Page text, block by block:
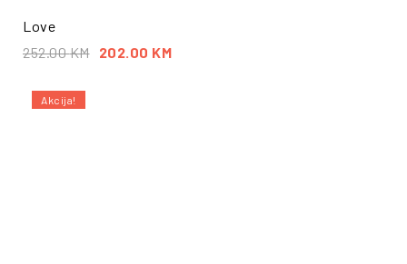
Love
252.00KM 202.00 KM
Akcija!